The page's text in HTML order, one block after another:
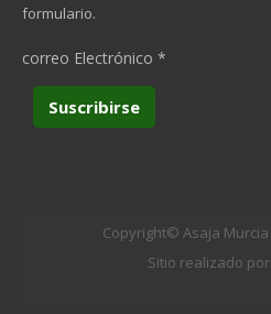
formulario.
correo Electrónico *
Copyright© Asaja Murcia
Sitio realizado por